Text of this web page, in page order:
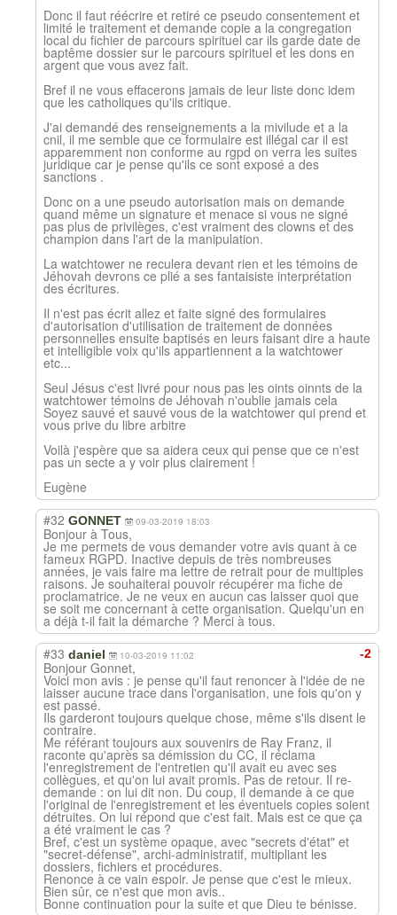
Donc il faut réécrire et retiré ce pseudo consentement et
limité le traitement et demande copie a la congregation
local du fichier de parcours spirituel car ils garde date de
baptême dossier sur le parcours spirituel et les dons en
argent que vous avez fait.
Bref il ne vous effacerons jamais de leur liste donc idem
que les catholiques qu'ils critique.
J'ai demandé des renseignements a la mivilude et a la
cnil, il me semble que ce formulaire est illégal car il est
apparemment non conforme au rgpd on verra les suites
juridique car je pense qu'ils ce sont exposé a des
sanctions .
Donc on a une pseudo autorisation mais on demande
quand même un signature et menace si vous ne signé
pas plus de privilèges, c'est vraiment des clowns et des
champion dans l'art de la manipulation.
La watchtower ne reculera devant rien et les témoins de
Jéhovah devrons ce plié a ses fantaisiste interprétation
des écritures.
Il n'est pas écrit allez et faite signé des formulaires
d'autorisation d'utilisation de traitement de données
personnelles ensuite baptisés en leurs faisant dire a haute
et intelligible voix qu'ils appartiennent a la watchtower
etc...
Seul Jésus c'est livré pour nous pas les oints oinnts de la
watchtower témoins de Jéhovah n'oublie jamais cela
Soyez sauvé et sauvé vous de la watchtower qui prend et
vous prive du libre arbitre
Voilà j'espère que sa aidera ceux qui pense que ce n'est
pas un secte a y voir plus clairement !
Eugène
#32 GONNET 09-03-2019 18:03
Bonjour à Tous,
Je me permets de vous demander votre avis quant à ce
fameux RGPD. Inactive depuis de très nombreuses
années, je vais faire ma lettre de retrait pour de multiples
raisons. Je souhaiterai pouvoir récupérer ma fiche de
proclamatrice. Je ne veux en aucun cas laisser quoi que
se soit me concernant à cette organisation. Quelqu'un en
a déjà t-il fait la démarche ? Merci à tous.
-2
#33 daniel 10-03-2019 11:02
Bonjour Gonnet,
Voici mon avis : je pense qu'il faut renoncer à l'idée de ne
laisser aucune trace dans l'organisation, une fois qu'on y
est passé.
Ils garderont toujours quelque chose, même s'ils disent le
contraire.
Me référant toujours aux souvenirs de Ray Franz, il
raconte qu'après sa démission du CC, il réclama
l'enregistrement de l'entretien qu'il avait eu avec ses
collègues, et qu'on lui avait promis. Pas de retour. Il re-
demande : on lui dit non. Du coup, il demande à ce que
l'original de l'enregistrement et les éventuels copies soient
détruites. On lui répond que c'est fait. Mais est ce que ça
a été vraiment le cas ?
Bref, c'est un système opaque, avec "secrets d'état" et
"secret-défense", archi-administratif, multipliant les
dossiers, fichiers et procédures.
Renonce à ce vain espoir. Je pense que c'est le mieux.
Bien sûr, ce n'est que mon avis..
Bonne continuation pour la suite et que Dieu te bénisse.